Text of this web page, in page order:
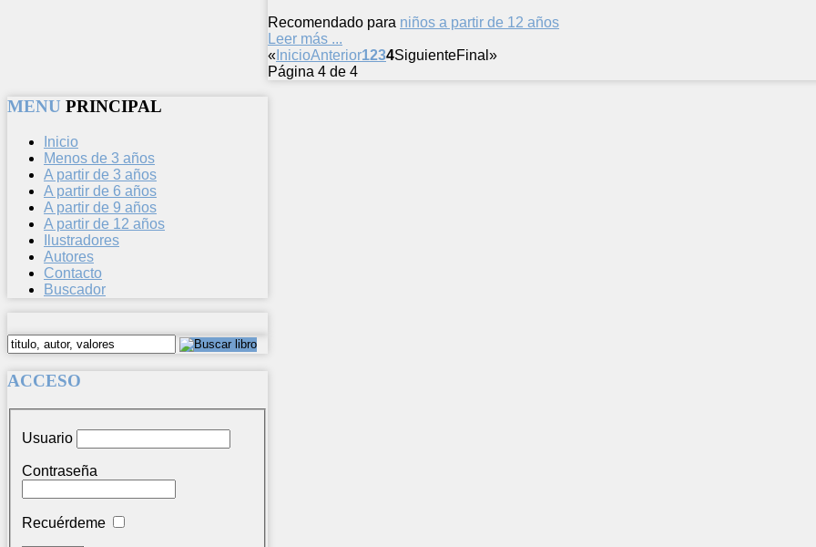
Recomendado para niños a partir de 12 años
Leer más ...
« InicioAnterior1234SiguienteFinal »
Página 4 de 4
MENU PRINCIPAL
Inicio
Menos de 3 años
A partir de 3 años
A partir de 6 años
A partir de 9 años
A partir de 12 años
Ilustradores
Autores
Contacto
Buscador
ACCESO
Usuario
Contraseña
Recuérdeme